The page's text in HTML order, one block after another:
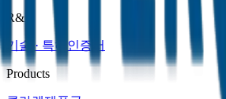
R&D
기술 · 특허 인증서
Products